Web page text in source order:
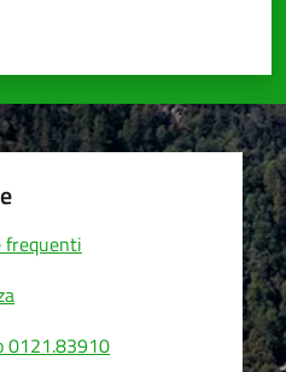
su 5
5
frequenti
0121.83910